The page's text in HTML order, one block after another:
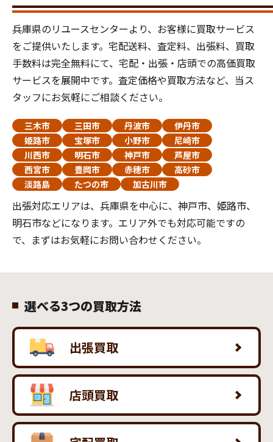
兵庫県のリユースセンターより、お客様に買取サービス
をご提供いたします。宅配送料、査定料、出張料、買取
手数料は完全無料にて、宅配・出張・店頭での高価買取
サービスを展開中です。査定価格や買取方法など、当ス
タッフにお気軽にご相談ください。
三木市 三田市 丹波市
伊丹市
姫路市
宝塚市 小野市
尼崎市
川西市
明石市 神戸市
芦屋市
西宮市
豊岡市 赤穂市
高砂市
淡路島
たつの市 加古川市
出張対応エリアは、兵庫県を中心に、神戸市、姫路市、
明石市などになります。エリア外でも対応可能ですの
で、まずはお気軽にお問い合わせください。
選べる3つの買取方法
出張買取
店頭買取